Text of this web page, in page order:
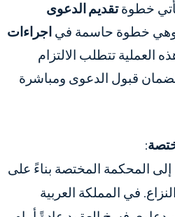
تأتي خطوةتقديم الدعوى
وهي خطوة حاسمة في اجراءات
العملية تتطلب الالتزام
لضمان قبول الدعوى ومباشرة
:
المحكمة المختصة بناءً على
في المملكة العربية